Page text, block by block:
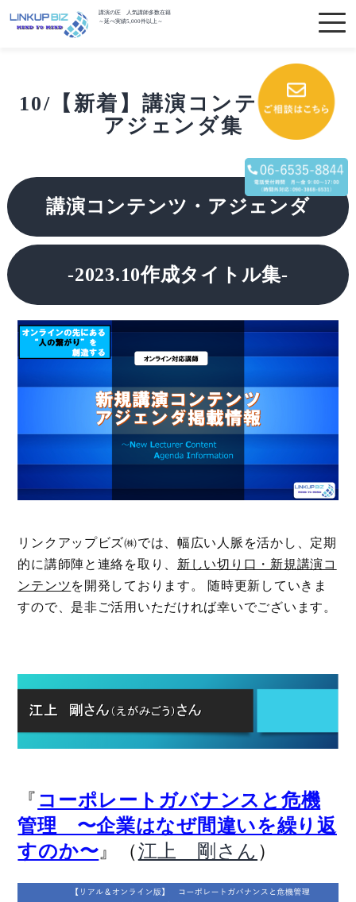
講演の匠 人気講師多数在籍
～延べ実績5,000件以上～
10/【新着】講演コンテンツ・
アジェンダ集
講演コンテンツ・アジェンダ
-2023.10作成タイトル集-
リンクアップビズ㈱では、幅広い人脈を活かし、定期
的に講師陣と連絡を取り、 新しい切り口・新規講演コ
ンテンツを開発しております。 随時更新していきま
すので、是非ご活用いただければ幸いでございます。
『 コーポレートガバナンスと危機
管理 〜企業はなぜ間違いを繰り返
すのか〜 』（江上 剛さん ）